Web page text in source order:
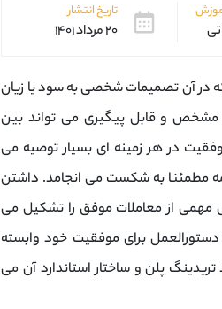
تاریخ انتشار
۲۰ مرداد ۱۴۰۱
در آن تصمیمات شخصی به سود یا زیان
مشخص و قابل پیگیری می تواند بین
در هر زمینه ای بسیار توصیه می
مطمئنا به شکست می انجامد. داشتن
مهمی از معاملات موفق را تشکیل می
دستورالعمل برای موفقیت خود وابسته
پلن و ساختار استاندارد آن می